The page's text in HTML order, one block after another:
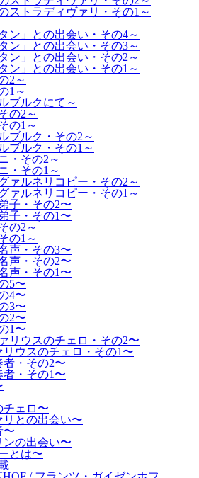
ストラディヴァリ・その1～
ン」との出会い・その4～
ン」との出会い・その3～
ン」との出会い・その2～
ン」との出会い・その1～
2～
1～
ブルクにて～
の2～
の1～
ブルク・その2～
ブルク・その1～
・その2～
・その1～
ァルネリコピー・その2～
ァルネリコピー・その1～
子・その2〜
子・その1〜
の2～
の1～
声・その3〜
声・その2〜
声・その1〜
5〜
4〜
3〜
2〜
1〜
リウスのチェロ・その2〜
ウスのチェロ・その1〜
・その2〜
・その1〜
チェロ〜
との出会い〜
〜
ンの出会い〜
とは〜